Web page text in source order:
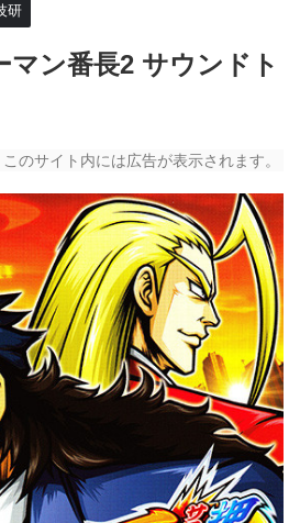
研
マン番長2 サウンドト
このサイト内には広告が表示されます。